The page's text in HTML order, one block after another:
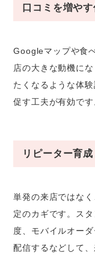
口コミを増や
Googleマップや食
店の大きな動機に
たくなるような体
促す工夫が有効です
リピーター育成
単発の来店ではな
定のカギです。ス
度、モバイルオー
配信するなどして